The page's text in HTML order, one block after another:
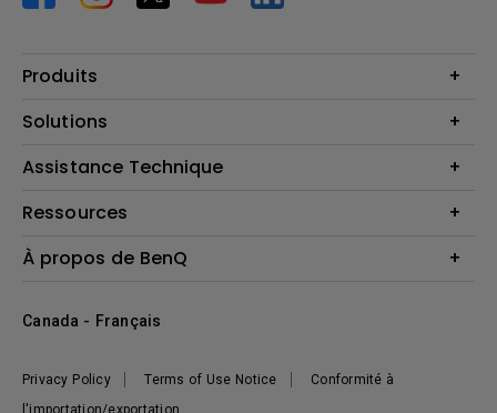
Produits
Vidéoprojecteurs
Éclairage
Haut-parleur
Solutions
Business Display
Assistance Technique
Contactez-nous
Recycling
Ressources
Centre de connaissances
À propos de BenQ
Développement durable
Privacy Policy
Terms of Use Notice
Conformité à
l'importation/exportation
Canada - Français